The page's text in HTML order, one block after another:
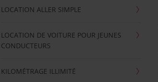
LOCATION ALLER SIMPLE
LOCATION DE VOITURE POUR JEUNES
CONDUCTEURS
KILOMÉTRAGE ILLIMITÉ